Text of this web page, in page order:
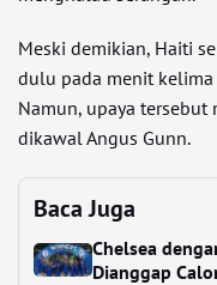
Meski demikian, Haiti
dulu pada menit kelima
Namun, upaya
dikawal Angus Gunn.
Baca Juga
Chelsea
Dianggap